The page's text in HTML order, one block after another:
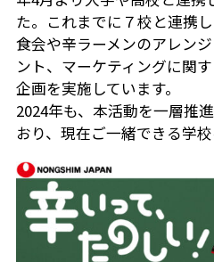
た。これまでに７校と連携
食会や辛ラーメンのアレン
ント、マーケティングに関
企画を実施しています。
2024年も、本活動を一層推
おり、現在ご一緒できる学校